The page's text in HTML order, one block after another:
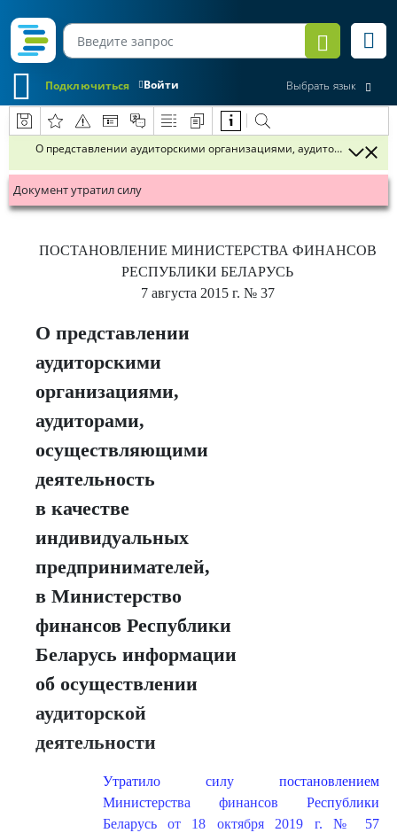
Войти
Подключиться Выбрать язык
О представлении аудиторскими организациями, аудиторами,
Документ утратил силу
ПОСТАНОВЛЕНИЕ МИНИСТЕРСТВА ФИНАНСОВ
РЕСПУБЛИКИ БЕЛАРУСЬ
7 августа 2015 г. № 37
О представлении
аудиторскими
организациями,
аудиторами,
осуществляющими
деятельность
в качестве
индивидуальных
предпринимателей,
в Министерство
финансов Республики
Беларусь информации
об осуществлении
аудиторской
деятельности
Утратило силу постановлением
Министерства финансов Республики
Беларусь от 18 октября 2019 г. № 57